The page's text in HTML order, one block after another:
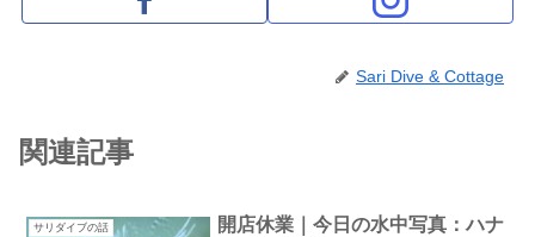
Sari Dive & Cottage
関連記事
サリダイブの話
開店休業｜今日の水中写真：ハナ